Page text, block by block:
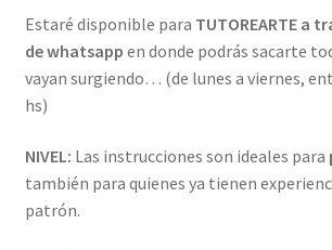
Estaré disponible para TUTOREARTE a
de whatsapp en donde podrás sacarte
vayan surgiendo… (de lunes a viernes,
hs)
NIVEL: Las instrucciones son ideales para
también para quienes ya tienen
patrón.